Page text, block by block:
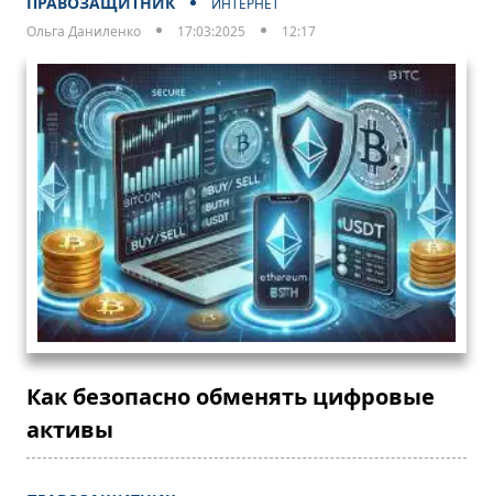
ИНТЕРНЕТ
Ольга Даниленко
17:03:2025 12:17
Как безопасно обменять цифровые
активы